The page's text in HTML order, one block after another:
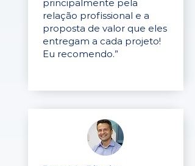
principalmente pela
relação profissional e a
proposta de valor que eles
entregam a cada projeto!
Eu recomendo.”